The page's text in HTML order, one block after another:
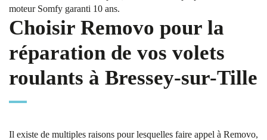
moteur Somfy garanti 10 ans.
Choisir Removo pour la
réparation de vos volets
roulants à Bressey-sur-Tille
Il existe de multiples raisons pour lesquelles faire appel à Removo,